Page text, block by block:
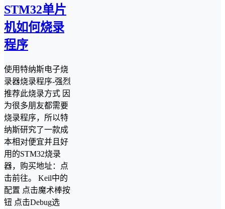
STM32单片
机如何烧录
程序
使用特纳斯电子烧
录器烧录程序-强烈
推荐此烧录方式 因
为很多朋友都需要
烧录程序，所以特
纳斯研究了一款成
本相对便宜并且好
用的STM32烧录
器，购买地址：点
击前往。 Keil中的
配置 点击魔术棒按
钮 点击Debug选